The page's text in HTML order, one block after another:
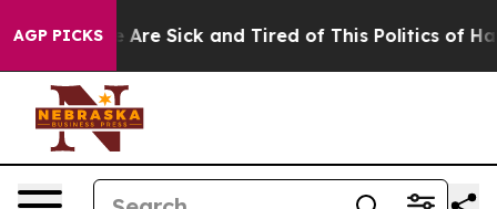
AGP PICKS
“People Are Sick and Tired of This Politics of